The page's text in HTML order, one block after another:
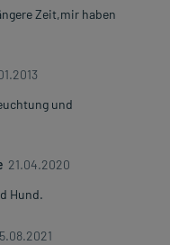
Zeit,mir haben
und
21.04.2020
Hund.